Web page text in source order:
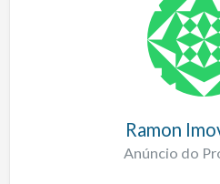
Ramon
Anúncio do